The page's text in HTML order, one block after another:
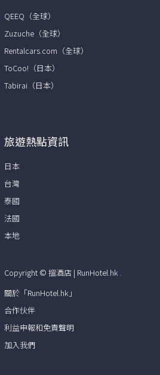
QEEQ（全球）
Zuzuche（全球）
Rentalcars.com（全球）
ToCoo!（日本）
Tabirai（日本）
旅遊熱點資訊
日本
台灣
泰國
法國
本地
Copyright © 搵酒店 | RunHotel.hk .
關於「RunHotel.hk」
合作伙伴
利益申報和免責聲明
加入我們